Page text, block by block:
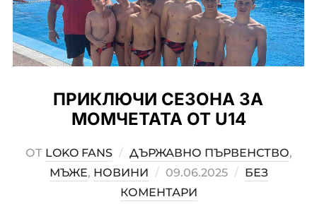
ПРИКЛЮЧИ СЕЗОНА ЗА
МОМЧЕТАТА ОТ U14
ОТ LOKO FANS ДЪРЖАВНО ПЪРВЕНСТВО,
МЪЖЕ, НОВИНИ
POSTED
ON
09.06.2025
БЕЗ
КОМЕНТАРИ